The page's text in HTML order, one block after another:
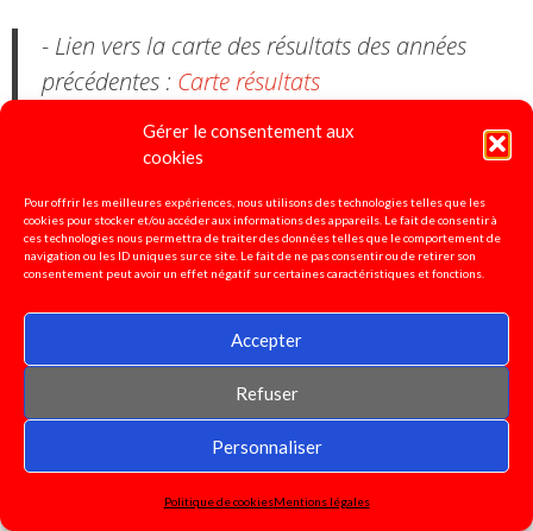
Gérer le consentement aux
cookies
Pour offrir les meilleures expériences, nous utilisons des technologies telles que les
cookies pour stocker et/ou accéder aux informations des appareils. Le fait de consentir à
ces technologies nous permettra de traiter des données telles que le comportement de
navigation ou les ID uniques sur ce site. Le fait de ne pas consentir ou de retirer son
consentement peut avoir un effet négatif sur certaines caractéristiques et fonctions.
Accepter
Refuser
Personnaliser
Politique de cookiesMentions légales
- Lien vers la carte des résultats des années
précédentes : Carte résultats
Calculateur de barème et fiche de suivi mis à
national :https://fo-snudi.fr/permutations/
- Lien vers la Note de service parue au
BO spécial n° 39 du 16 octobre :mouvement
- Lien vers les pièces justificatives à fournir
Pièces justificatives 2026
comparatif des résultats permutation 2024-